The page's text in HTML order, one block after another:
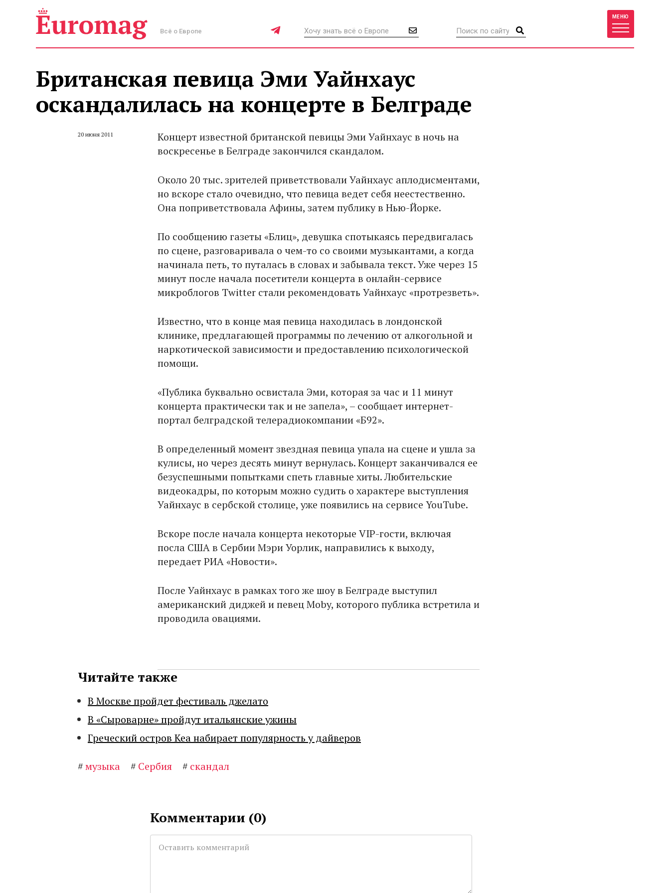
Всё о Европе
МЕНЮ
Британская певица Эми Уайнхаус
оскандалилась на концерте в Белграде
20 июня 2011
Концерт известной британской певицы Эми Уайнхаус в ночь на
воскресенье в Белграде закончился скандалом.
Около 20 тыс. зрителей приветствовали Уайнхаус аплодисментами,
но вскоре стало очевидно, что певица ведет себя неестественно.
Она поприветствовала Афины, затем публику в Нью-Йорке.
По сообщению газеты «Блиц», девушка спотыкаясь передвигалась
по сцене, разговаривала о чем-то со своими музыкантами, а когда
начинала петь, то путалась в словах и забывала текст. Уже через 15
минут после начала посетители концерта в онлайн-сервисе
микроблогов Twitter стали рекомендовать Уайнхаус «протрезветь».
Известно, что в конце мая певица находилась в лондонской
клинике, предлагающей программы по лечению от алкогольной и
наркотической зависимости и предоставлению психологической
помощи.
«Публика буквально освистала Эми, которая за час и 11 минут
концерта практически так и не запела», – сообщает интернет-
портал белградской телерадиокомпании «Б92».
В определенный момент звездная певица упала на сцене и ушла за
кулисы, но через десять минут вернулась. Концерт заканчивался ее
безуспешными попытками спеть главные хиты. Любительские
видеокадры, по которым можно судить о характере выступления
Уайнхаус в сербской столице, уже появились на сервисе YouTube.
Вскоре после начала концерта некоторые VIP-гости, включая
посла США в Сербии Мэри Уорлик, направились к выходу,
передает РИА «Новости».
После Уайнхаус в рамках того же шоу в Белграде выступил
американский диджей и певец Moby, которого публика встретила и
проводила овациями.
Читайте также
В Москве пройдет фестиваль джелато
В «Сыроварне» пройдут итальянские ужины
Греческий остров Кеа набирает популярность у дайверов
#музыка # Сербия # скандал
Комментарии (0)